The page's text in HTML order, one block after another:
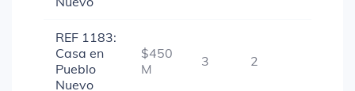
REF 1183:
Casa en
Pueblo
Nuevo
$450
M
3 2